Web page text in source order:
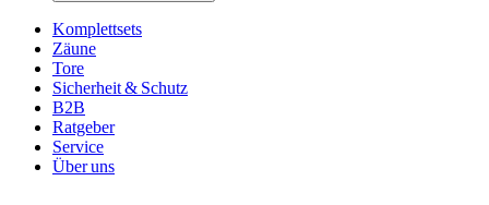
Komplettsets
Zäune
Tore
Sicherheit & Schutz
B2B
Ratgeber
Service
Über uns